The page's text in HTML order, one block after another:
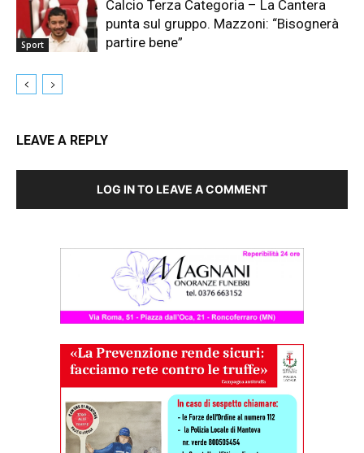
Sport
Calcio Terza Categoria – La Cantera
punta sul gruppo. Mazzoni: “Bisognerà
partire bene”
LEAVE A REPLY
LOG IN TO LEAVE A COMMENT